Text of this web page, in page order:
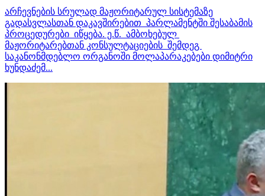
არჩევნების სრულად მაჟორიტარულ სისტემაზე
გადასვლასთან დაკავშირებით პარლამენტში შესაბამის
პროცედურები იწყება. ე.წ. ამბოხებულ
მაჟორიტარებთან კონსულტაციების შემდეგ
საკანონმდებლო ორგანოში მოლაპარაკებები დიმიტრი
ხუნდაძემ...